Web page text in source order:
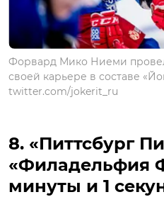
Форвард Мико Ниеми
своей карьере в составе
twitter.com/jokerit_ru
8. «Питтсбург
«Филадельфия
минуты и 1